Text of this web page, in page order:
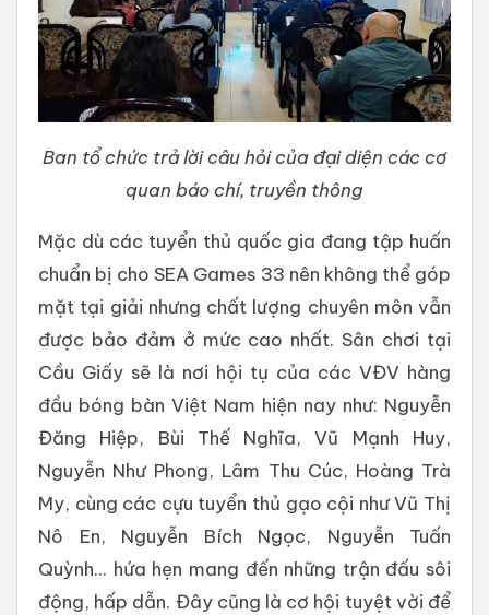
Ban tổ chức trả lời câu hỏi của đại diện các cơ
quan báo chí, truyền thông
Mặc dù các tuyển thủ quốc gia đang tập huấn
chuẩn bị cho SEA Games 33 nên không thể góp
mặt tại giải nhưng chất lượng chuyên môn vẫn
được bảo đảm ở mức cao nhất. Sân chơi tại
Cầu Giấy sẽ là nơi hội tụ của các VĐV hàng
đầu bóng bàn Việt Nam hiện nay như: Nguyễn
Đăng Hiệp, Bùi Thế Nghĩa, Vũ Mạnh Huy,
Nguyễn Như Phong, Lâm Thu Cúc, Hoàng Trà
My, cùng các cựu tuyển thủ gạo cội như Vũ Thị
Nô En, Nguyễn Bích Ngọc, Nguyễn Tuấn
Quỳnh... hứa hẹn mang đến những trận đấu sôi
động, hấp dẫn. Đây cũng là cơ hội tuyệt vời để